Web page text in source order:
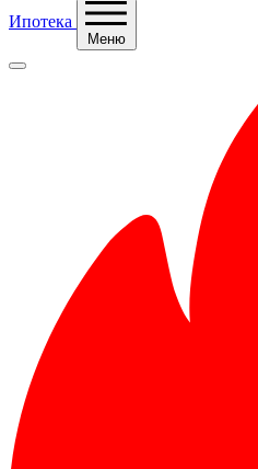
Ипотека
Меню